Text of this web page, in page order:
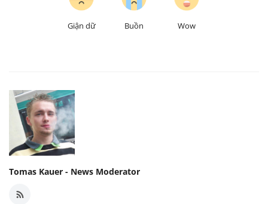
Giận dữ Buồn Wow
Tomas Kauer - News Moderator